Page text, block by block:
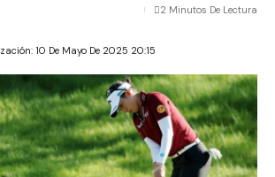
10 De Mayo De 2025 20:15
2 Minutos De Lectura